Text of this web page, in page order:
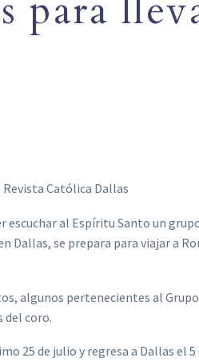
Católica Dallas
escuchar al Espíritu Santo un
Dallas, se prepara para viajar a
algunos pertenecientes al
del coro.
25 de julio y regresa a Dallas el